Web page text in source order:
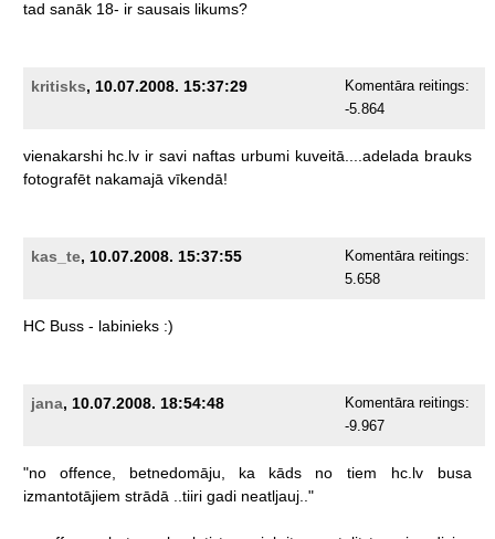
tad sanāk 18- ir sausais likums?
kritisks, 10.07.2008. 15:37:29
Komentāra reitings:
-5.864
vienakarshi hc.lv ir savi naftas urbumi kuveitā....adelada brauks
fotografēt nakamajā vīkendā!
kas_te, 10.07.2008. 15:37:55
Komentāra reitings:
5.658
HC Buss - labinieks :)
jana, 10.07.2008. 18:54:48
Komentāra reitings:
-9.967
"no offence, betnedomāju, ka kāds no tiem hc.lv
busa
izmantotājiem strādā ..tiiri gadi neatljauj.."